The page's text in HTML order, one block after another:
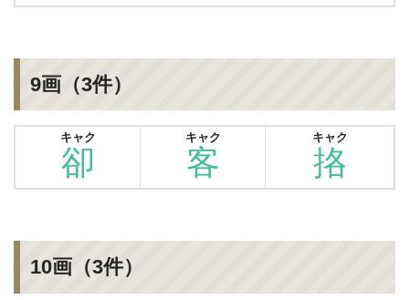
9画（3件）
卻
キャク
客
キャク
挌
キャク
10画（3件）